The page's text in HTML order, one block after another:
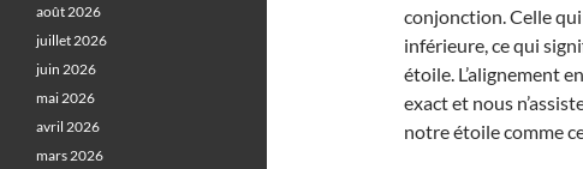
conjonction. Celle
inférieure, ce qui
étoile. L’alignement
exact et nous
notre étoile comme
août 2026
juillet 2026
juin 2026
mai 2026
avril 2026
mars 2026